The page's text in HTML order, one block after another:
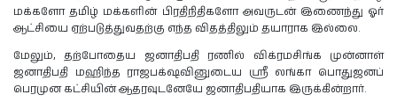
மக்களோ தமிழ் மக்களின் பிரதிநிதிகளோ அவருடன் இணைந்து ஓர்
ஆட்சியை ஏற்படுத்துவதற்கு எந்த விதத்திலும் தயாராக இல்லை.
மேலும், தற்போதைய ஜனாதிபதி ரணில் விக்ரமசிங்க முன்னாள்
ஜனாதிபதி மஹிந்த ராஜபக்‌ஷவினுடைய ஸ்ரீ லங்கா பொதுஜனப்
பெரமுன கட்சியின் ஆதரவுடனேயே ஜனாதிபதியாக இருக்கின்றார்.